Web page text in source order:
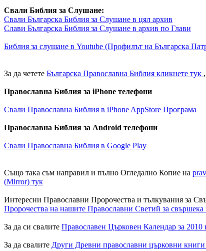
Свали Библия за Слушане:
Свали Българска Библия за Слушане в цял архив
Слави Българска Библия за Слушане в архив по Глави
Библия за слушане в Youtube (Профилът на Българска
За да четете Българска Православна Библия кликнете тук ,
Православна Библия за iPhone телефони
Свали Православна Библия в iPhone AppStore Програма
Православна Библия за Android телефони
Свали Православна Библия в Google Play
Също така съм направил и пълно Огледално Копие на
(Mirror) тук
Интересни Православни Пророчества и тълкувания за
Пророчества на нашите Православни Светий за свършека
За да си свалите Православен Църковен Календар за
За да свалите Други Древни православни църковни